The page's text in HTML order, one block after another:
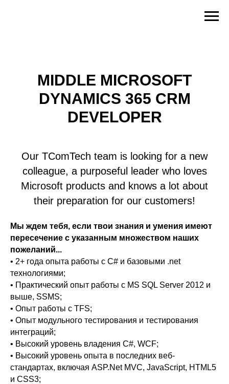
MIDDLE MICROSOFT
DYNAMICS 365 CRM
DEVELOPER
Our TComTech team is looking for a new
colleague, a purposeful leader who loves
Microsoft products and knows a lot about
their preparation for our customers!
Мы ждем тебя, если твои знания и умения имеют
пересечение с указанным множеством наших
пожеланий...
• 2+ года опыта работы с C# и базовыми .net
технологиями;
• Практический опыт работы с MS SQL Server 2012 и
выше, SSMS;
• Опыт работы с TFS;
• Опыт модульного тестирования и тестирования
интеграций;
• Высокий уровень владения C#, WCF;
• Высокий уровень опыта в последних веб-
стандартах, включая ASP.Net MVC, JavaScript, HTML5
и CSS3;